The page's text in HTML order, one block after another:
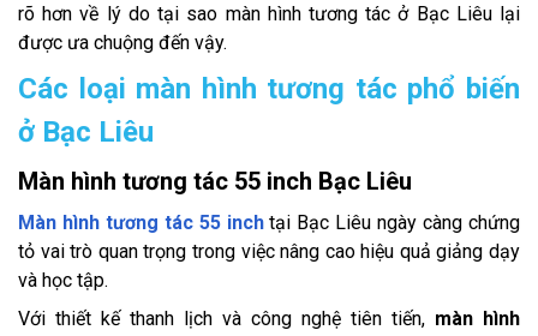
rõ hơn về lý do tại sao màn hình tương tác ở Bạc Liêu lại
được ưa chuộng đến vậy.
Các loại màn hình tương tác phổ biến
ở Bạc Liêu
Màn hình tương tác 55 inch Bạc Liêu
Màn hình tương tác 55 inchtại Bạc Liêu ngày càng chứng
tỏ vai trò quan trọng trong việc nâng cao hiệu quả giảng dạy
và học tập.
Với thiết kế thanh lịch và công nghệ tiên tiến, màn hình